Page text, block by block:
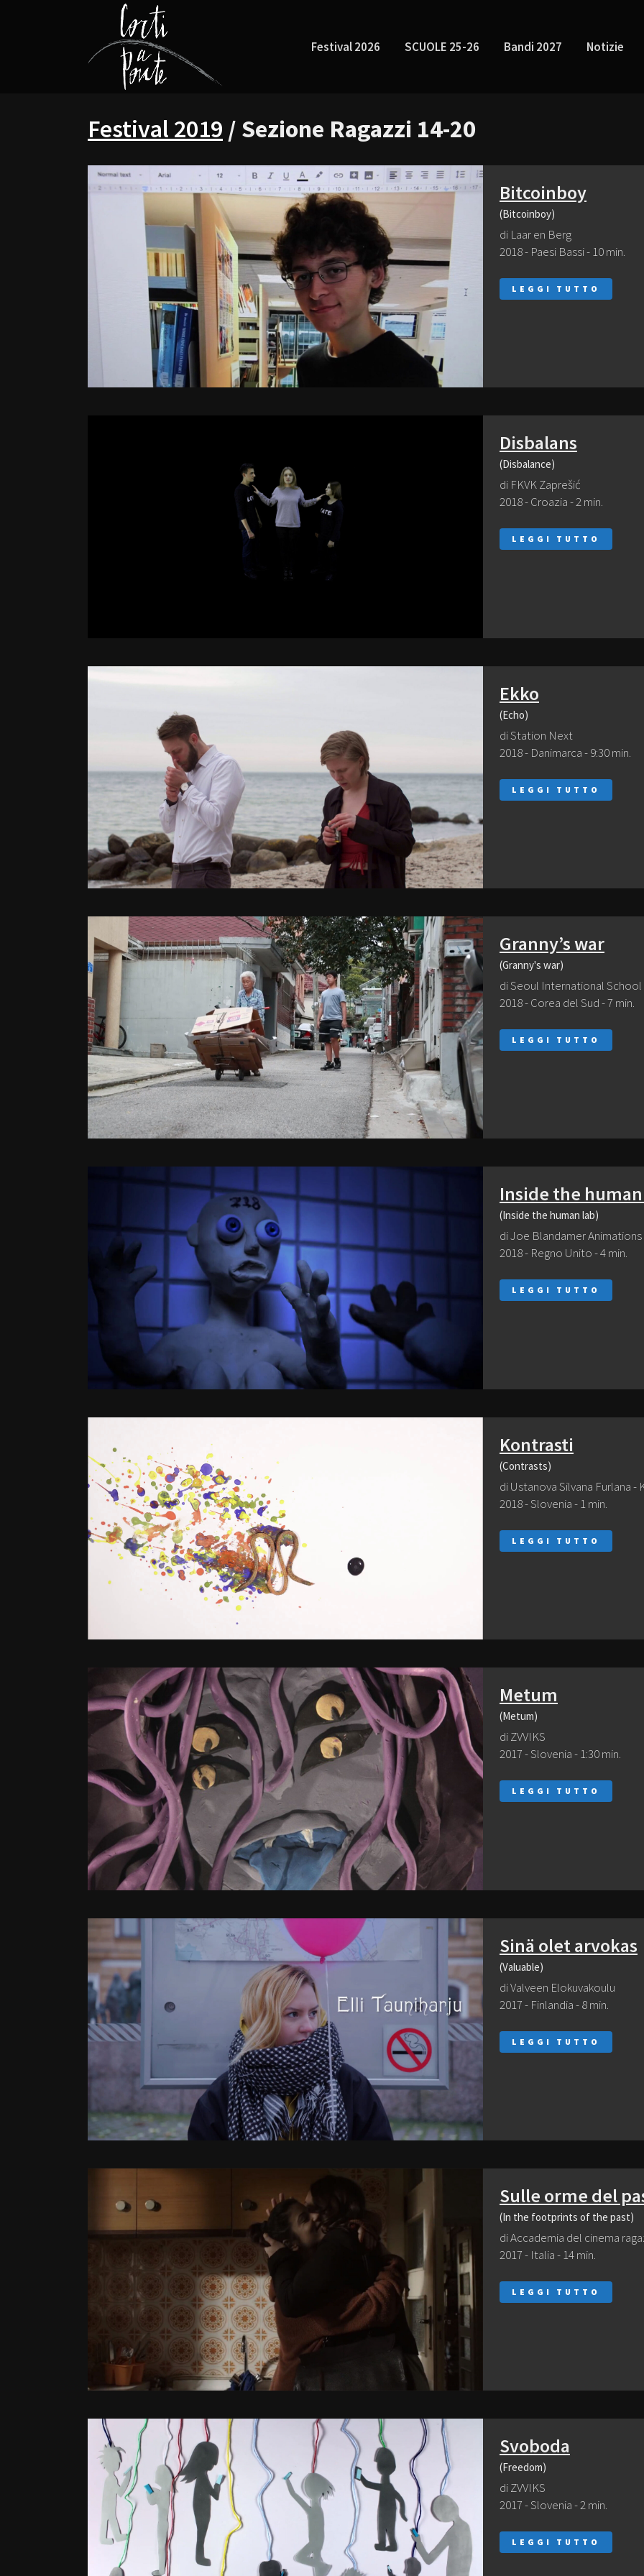
Festival 2026 SCUOLE 25-26 Bandi 2027 Notizie
Festival 2019 / Sezione Ragazzi 14-20
Bitcoinboy
(Bitcoinboy)
di Laar en Berg
2018 - Paesi Bassi - 10 min.
LEGGI TUTTO
Disbalans
(Disbalance)
di FKVK Zaprešić
2018 - Croazia - 2 min.
LEGGI TUTTO
Ekko
(Echo)
di Station Next
2018 - Danimarca - 9:30 min.
LEGGI TUTTO
Granny’s war
(Granny's war)
di Seoul International School
2018 - Corea del Sud - 7 min.
LEGGI TUTTO
Inside the
(Inside the human lab)
di Joe Blandamer Animations
2018 - Regno Unito - 4 min.
LEGGI TUTTO
Kontrasti
(Contrasts)
di Ustanova Silvana Furlana -
2018 - Slovenia - 1 min.
LEGGI TUTTO
Metum
(Metum)
di ZVVIKS
2017 - Slovenia - 1:30 min.
LEGGI TUTTO
Sinä olet arvokas
(Valuable)
di Valveen Elokuvakoulu
2017 - Finlandia - 8 min.
LEGGI TUTTO
Sulle orme del
(In the footprints of the past)
di Accademia del cinema
2017 - Italia - 14 min.
LEGGI TUTTO
Svoboda
(Freedom)
di ZVVIKS
2017 - Slovenia - 2 min.
LEGGI TUTTO